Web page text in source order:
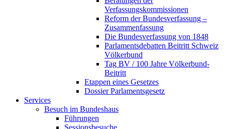
Verfassungskommissionen
Reform der Bundesverfassung –
Zusammenfassung
Die Bundesverfassung von 1848
Parlamentsdebatten Beitritt Schweiz
Völkerbund
Tag BV / 100 Jahre Völkerbund-
Beitritt
Etappen eines Gesetzes
Dossier Parlamentsgesetz
Services
Besuch im Bundeshaus
Führungen